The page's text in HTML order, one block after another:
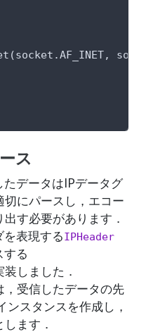
ス
データはIPデータグ
にパースし，エコー
す必要があります．
表現するIPHeader
する
しました．
，受信したデータの先
ンスタンスを作成し，
ます．